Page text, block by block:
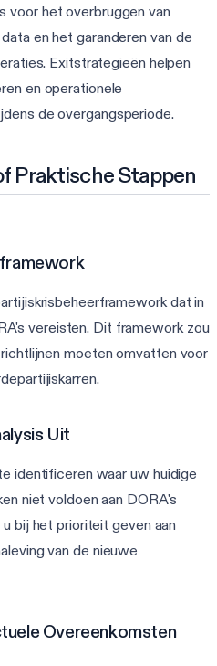
voor het overbruggen van
en het garanderen van de
Exitstrategieën helpen
en operationele
de overgangsperiode.
Praktische Stappen
dat in
vereisten. Dit framework zou
moeten omvatten voor
Uit
identificeren waar uw huidige
niet voldoen aan DORA's
bij het prioriteit geven aan
van de nieuwe
Overeenkomsten